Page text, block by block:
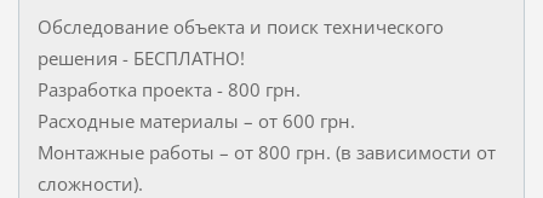
Обследование объекта и поиск технического
решения - БЕСПЛАТНО!
Разработка проекта - 800 грн.
Расходные материалы – от 600 грн.
Монтажные работы – от 800 грн. (в зависимости от
сложности).